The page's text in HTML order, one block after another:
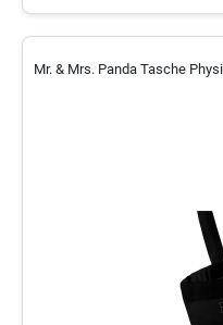
Mr. & Mrs. Panda Tasche